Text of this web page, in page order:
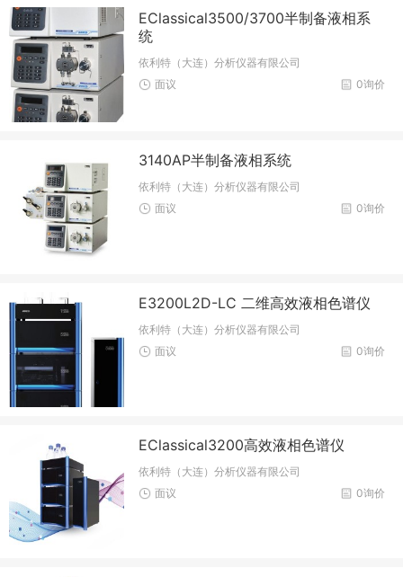
EClassical3500/3700半制备液相系
统
依利特（大连）分析仪器有限公司
0询价
面议
3140AP半制备液相系统
依利特（大连）分析仪器有限公司
0询价
面议
E3200L2D-LC 二维高效液相色谱仪
依利特（大连）分析仪器有限公司
0询价
面议
EClassical3200高效液相色谱仪
依利特（大连）分析仪器有限公司
0询价
面议